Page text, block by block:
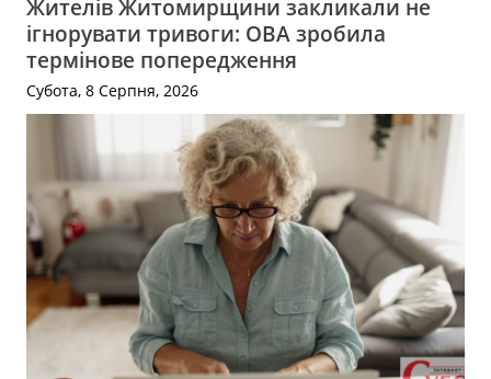
Жителів Житомирщини закликали не
ігнорувати тривоги: ОВА зробила
термінове попередження
Субота, 8 Серпня, 2026